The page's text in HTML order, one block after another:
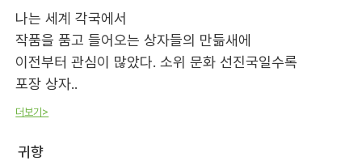
나는 세계 각국에서
작품을 품고 들어오는 상자들의 만듦새에
이전부터 관심이 많았다. 소위 문화 선진국일수록
포장 상자..
더보기>
귀향